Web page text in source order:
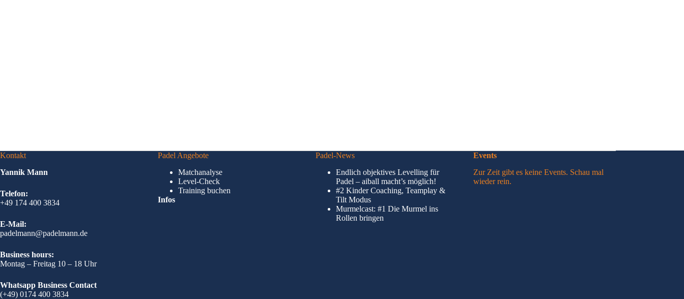
Kontakt
Yannik Mann
Telefon:
+49 174 400 3834
E-Mail:
padelmann@padelmann.de
Business hours:
Montag – Freitag 10 – 18 Uhr
Whatsapp Business Contact
(+49) 0174 400 3834
Padel Angebote
Matchanalyse
Level-Check
Training buchen
Infos
Padel-News
Endlich objektives Levelling für
Padel – aiball macht’s möglich!
#2 Kinder Coaching, Teamplay &
Tilt Modus
Murmelcast: #1 Die Murmel ins
Rollen bringen
Events
Zur Zeit gibt es keine Events. Schau mal
wieder rein.